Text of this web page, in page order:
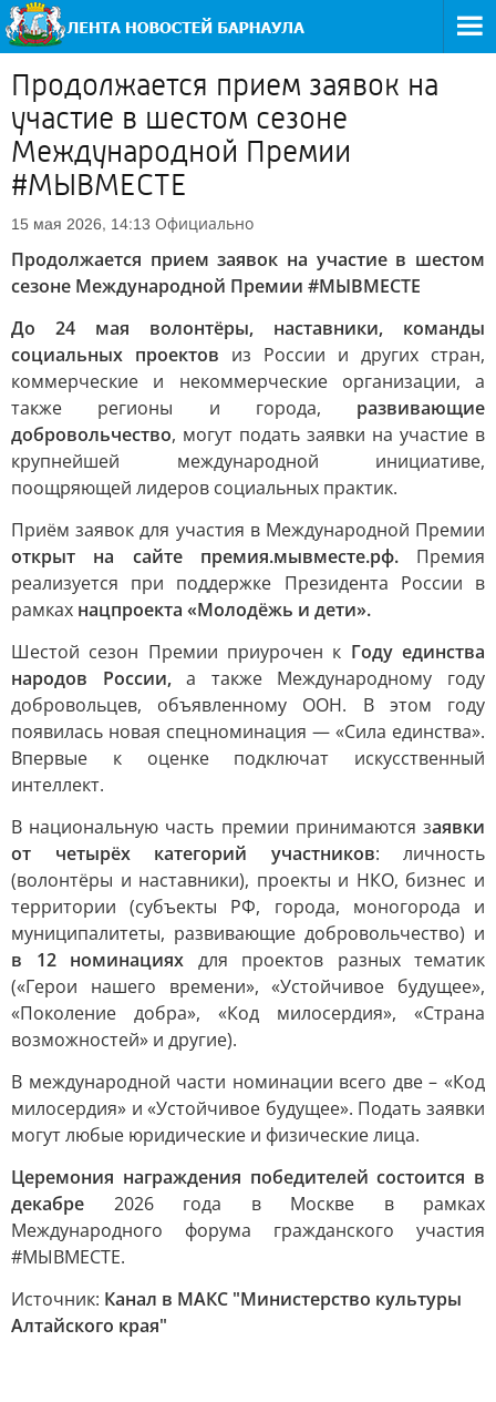
Продолжается прием заявок на
участие в шестом сезоне
Международной Премии
#МЫВМЕСТЕ
15 мая 2026, 14:13 Официально
Продолжается прием заявок на участие в шестом
сезоне Международной Премии #МЫВМЕСТЕ
До 24 мая волонтёры, наставники, команды
социальных проектов из России и других стран,
коммерческие и некоммерческие организации, а
также регионы и города, развивающие
добровольчество, могут подать заявки на участие в
крупнейшей международной инициативе,
поощряющей лидеров социальных практик.
Приём заявок для участия в Международной Премии
открыт на сайте премия.мывместе.рф.Премия
реализуется при поддержке Президента России в
рамках нацпроекта «Молодёжь и дети».
Шестой сезон Премии приурочен к Году единства
народов России,а также Международному году
добровольцев, объявленному ООН. В этом году
появилась новая спецноминация — «Сила единства».
Впервые к оценке подключат искусственный
интеллект.
В национальную часть премии принимаются заявки
от четырёх категорий участников: личность
(волонтёры и наставники), проекты и НКО, бизнес и
территории (субъекты РФ, города, моногорода и
муниципалитеты, развивающие добровольчество) и
в 12 номинациях для проектов разных тематик
(«Герои нашего времени», «Устойчивое будущее»,
«Поколение добра», «Код милосердия», «Страна
возможностей» и другие).
В международной части номинации всего две – «Код
милосердия» и «Устойчивое будущее». Подать заявки
могут любые юридические и физические лица.
Церемония награждения победителей состоится в
декабре 2026 года в Москве в рамках
Международного форума гражданского участия
#МЫВМЕСТЕ.
Источник: Канал в МАКС "Министерство культуры
Алтайского края"